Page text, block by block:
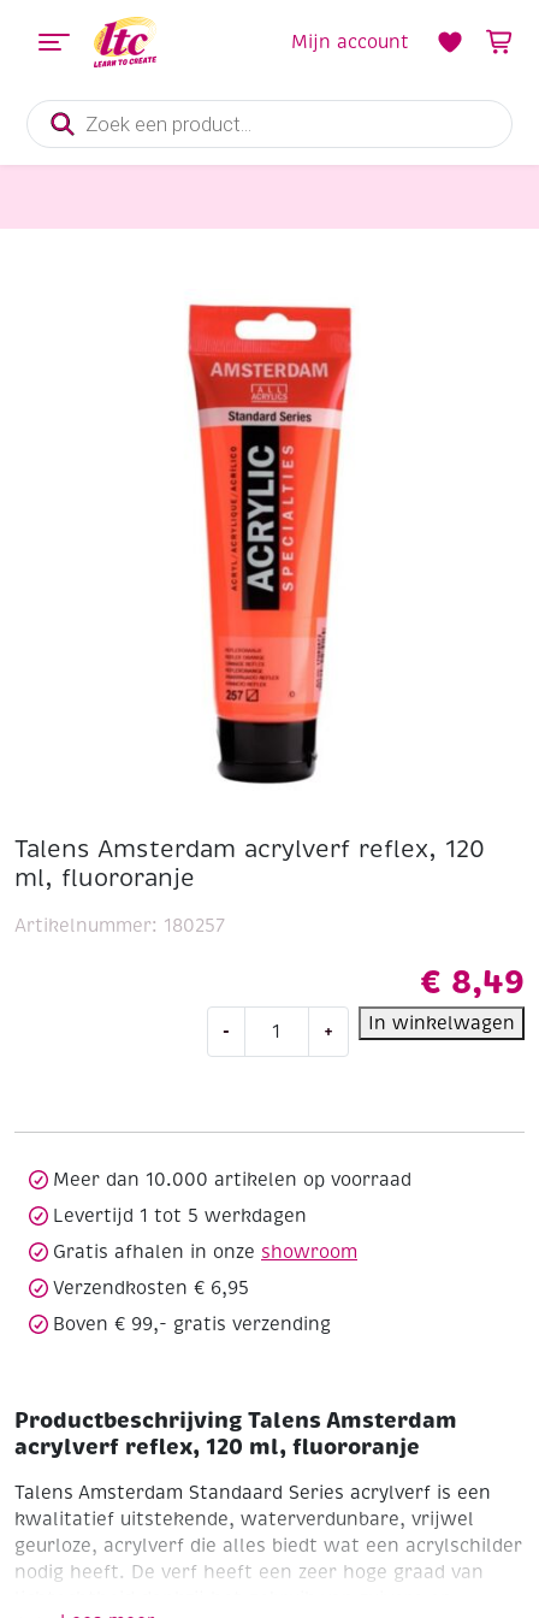
Producten
zoeken
Mijn account
Talens Amsterdam acrylverf reflex, 120
ml, fluororanje
€ 8,49
-
Amsterdam
fluororanje
+ In winkelwagen
Artikelnummer: 180257
Meer dan 10.000 artikelen op voorraad
Levertijd 1 tot 5 werkdagen
Gratis afhalen in onze showroom
Verzendkosten € 6,95
Boven € 99,- gratis verzending
Productbeschrijving Talens Amsterdam
acrylverf reflex, 120 ml, fluororanje
Talens Amsterdam Standaard Series acrylverf is een
kwalitatief uitstekende, waterverdunbare, vrijwel
geurloze, acrylverf die alles biedt wat een acrylschilder
nodig heeft. De verf heeft een zeer hoge graad van